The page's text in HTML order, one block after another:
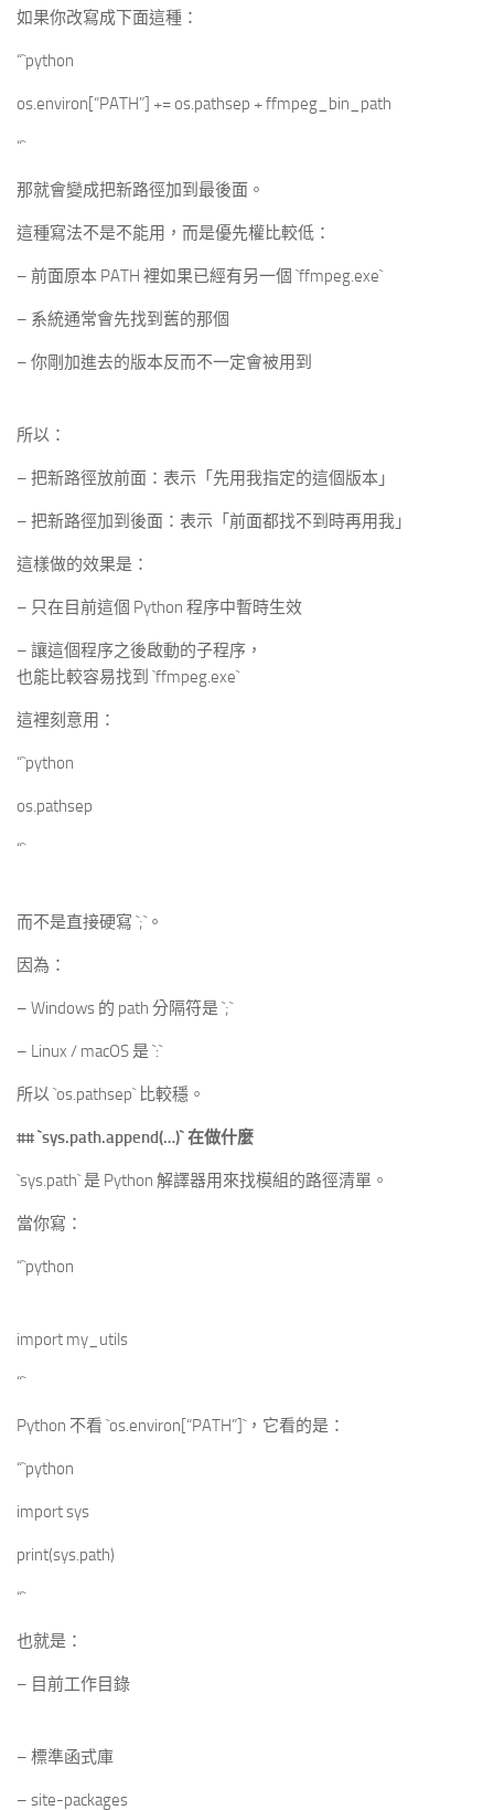
如果你改寫成下面這種：
“`python
os.environ[“PATH”] += os.pathsep + ffmpeg_bin_path
“`
那就會變成把新路徑加到最後面。
這種寫法不是不能用，而是優先權比較低：
– 前面原本 PATH 裡如果已經有另一個 `ffmpeg.exe`
– 系統通常會先找到舊的那個
– 你剛加進去的版本反而不一定會被用到
所以：
– 把新路徑放前面：表示「先用我指定的這個版本」
– 把新路徑加到後面：表示「前面都找不到時再用我」
這樣做的效果是：
– 只在目前這個 Python 程序中暫時生效
– 讓這個程序之後啟動的子程序，
也能比較容易找到 `ffmpeg.exe`
這裡刻意用：
“`python
os.pathsep
“`
而不是直接硬寫 `;`。
因為：
– Windows 的 path 分隔符是 `;`
– Linux / macOS 是 `:`
所以 `os.pathsep` 比較穩。
##`sys.path.append(…)`在做什麼
`sys.path` 是 Python 解譯器用來找模組的路徑清單。
當你寫：
“`python
import my_utils
“`
Python 不看 `os.environ[“PATH”]`，它看的是：
“`python
import sys
print(sys.path)
“`
也就是：
– 目前工作目錄
– 標準函式庫
– site-packages